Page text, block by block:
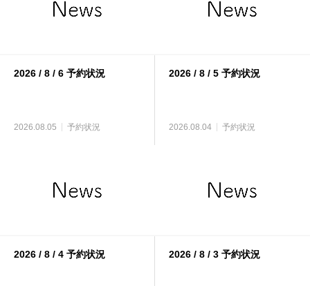
2026 / 8 / 6 予約状況
2026.08.05 予約状況
2026 / 8 / 5 予約状況
2026.08.04 予約状況
2026 / 8 / 4 予約状況 2026 / 8 / 3 予約状況